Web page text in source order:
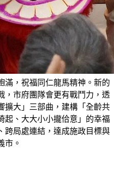
滿，祝福同仁龍馬精神。新的
，市府團隊會更有戰鬥力，透
擴大」三部曲，建構「全齡共
起、大大小小攏佮意」的幸福
跨局處連結，達成施政目標與
市。